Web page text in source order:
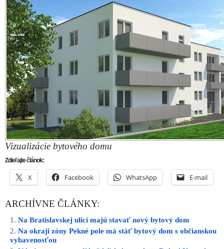
Vizualizácie bytového domu
Zdieľajte článok:
X Facebook WhatsApp E-mail
ARCHÍVNE ČLÁNKY:
Na Bratislavskej ulici majú stavať nový bytový dom
Na okraji zóny Pekné pole má stáť bytový dom s občianskou
vybavenosťou